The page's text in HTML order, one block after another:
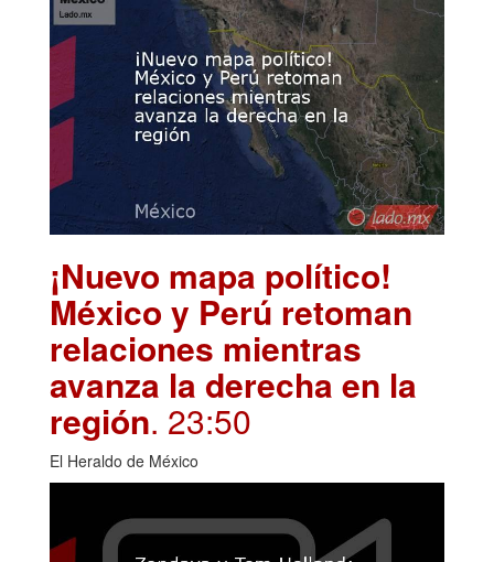
¡Nuevo mapa político!
México y Perú retoman
relaciones mientras
avanza la derecha en la
región. 23:50
El Heraldo de México